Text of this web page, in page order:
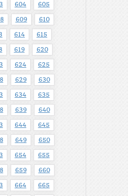
604 605
609 610
614 615
619 620
624 625
629 630
634 635
639 640
644 645
649 650
654 655
659 660
664 665